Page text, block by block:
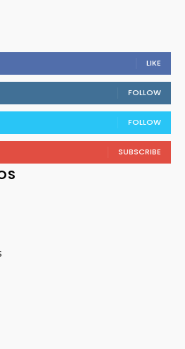
LIKE
FOLLOW
FOLLOW
SUBSCRIBE